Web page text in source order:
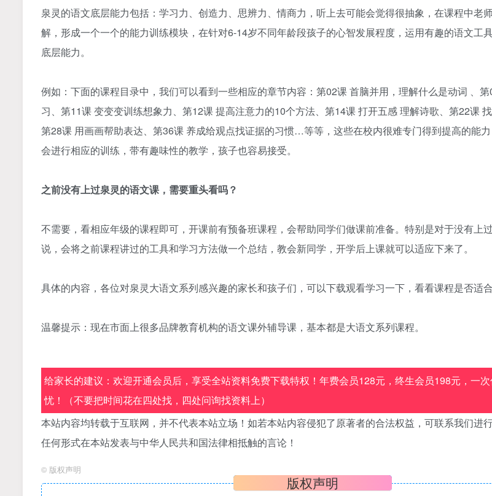
泉灵的语文底层能力包括：学习力、创造力、思辨力、情商力，听上去可能会觉得很抽象，在课程中老
解，形成一个一个的能力训练模块，在针对6-14岁不同年龄段孩子的心智发展程度，运用有趣的语文工
底层能力。
例如：下面的课程目录中，我们可以看到一些相应的章节内容：第02课 首脑并用，理解什么是动词 、
习、第11课 变变变训练想象力、第12课 提高注意力的10个方法、第14课 打开五感 理解诗歌、第22课 找
第28课 用画画帮助表达、第36课 养成给观点找证据的习惯…等等，这些在校内很难专门得到提高的能
会进行相应的训练，带有趣味性的教学，孩子也容易接受。
之前没有上过泉灵的语文课，需要重头看吗？
不需要，看相应年级的课程即可，开课前有预备班课程，会帮助同学们做课前准备。特别是对于没有上
说，会将之前课程讲过的工具和学习方法做一个总结，教会新同学，开学后上课就可以适应下来了。
具体的内容，各位对泉灵大语文系列感兴趣的家长和孩子们，可以下载观看学习一下，看看课程是否适合
温馨提示：现在市面上很多品牌教育机构的语文课外辅导课，基本都是大语文系列课程。
给家长的建议：欢迎开通会员后，享受全站资料免费下载特权！年费会员128元，终生会员198元，一
忧！（不要把时间花在四处找，四处问询找资料上）
本站内容均转载于互联网，并不代表本站立场！如若本站内容侵犯了原著者的合法权益，可联系我们进
任何形式在本站发表与中华人民共和国法律相抵触的言论！
© 版权声明
版权声明